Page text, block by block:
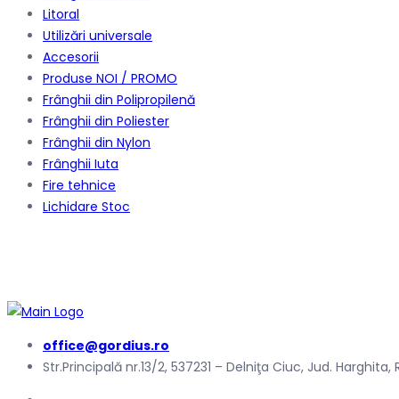
Litoral
Utilizări universale
Accesorii
Produse NOI / PROMO
Frânghii din Polipropilenă
Frânghii din Poliester
Frânghii din Nylon
Frânghii Iuta
Fire tehnice
Lichidare Stoc
office@gordius.ro
Str.Principală nr.13/2, 537231 – Delniţa Ciuc, Jud. Harghita,